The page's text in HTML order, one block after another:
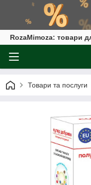
RozaMimoza: товари
Товари та послуги